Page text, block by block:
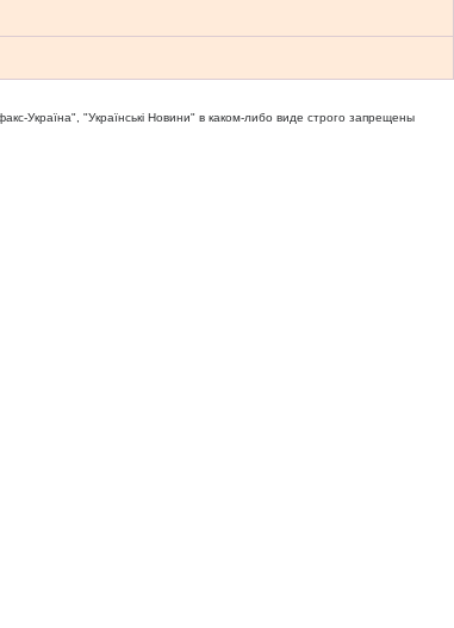
Україна", "Українськi Новини" в каком-либо виде строго запрещены